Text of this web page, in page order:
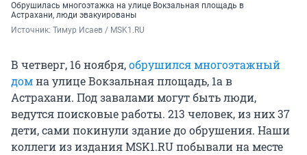
Обрушилась многоэтажка на улице Вокзальная площадь в
Астрахани, люди эвакуированы
Источник: Тимур Исаев / MSK1.RU
В четверг, 16 ноября,обрушился многоэтажный
домна улице Вокзальная площадь, 1а в
Астрахани. Под завалами могут быть люди,
ведутся поисковые работы. 213 человек, из них 37
дети, сами покинули здание до обрушения. Наши
коллеги из издания MSK1.RU побывали на месте